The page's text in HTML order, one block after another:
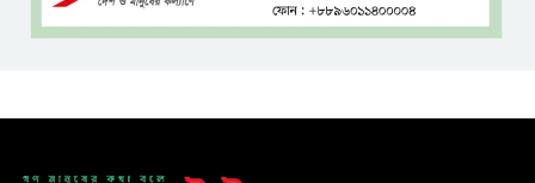
বঙ্গভবনের নতুন বাসিন্দা কি মির্জা
রহমান